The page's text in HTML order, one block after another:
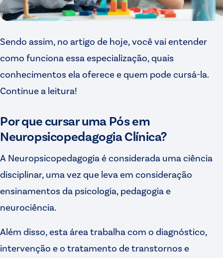
Sendo assim, no artigo de hoje, você vai entender
como funciona essa especialização, quais
conhecimentos ela oferece e quem pode cursá-la.
Continue a leitura!
Por que cursar uma Pós em
Neuropsicopedagogia Clínica?
A Neuropsicopedagogia é considerada uma ciência
disciplinar, uma vez que leva em consideração
ensinamentos da psicologia, pedagogia e
neurociência.
Além disso, esta área trabalha com o diagnóstico,
intervenção e o tratamento de transtornos e